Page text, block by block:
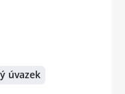
úvazek